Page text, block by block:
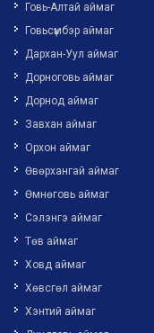
Говь-Алтай аймаг
Говьсүмбэр аймаг
Дархан-Уул аймаг
Дорноговь аймаг
Дорнод аймаг
Завхан аймаг
Орхон аймаг
Өвөрхангай аймаг
Өмнөговь аймаг
Сэлэнгэ аймаг
Төв аймаг
Ховд аймаг
Хөвсгөл аймаг
Хэнтий аймаг